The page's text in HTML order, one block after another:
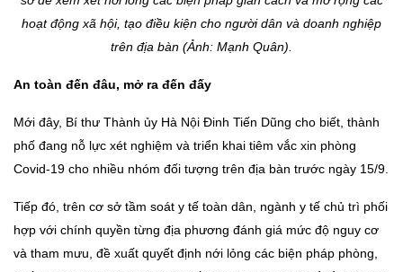
hoạt động xã hội, tạo điều kiện cho người dân và doanh nghiệp
trên địa bàn (Ảnh: Mạnh Quân).
An toàn đến đâu, mở ra đến đấy
Mới đây, Bí thư Thành ủy Hà Nội Đinh Tiến Dũng cho biết, thành
phố đang nỗ lực xét nghiệm và triển khai tiêm vắc xin phòng
Covid-19 cho nhiều nhóm đối tượng trên địa bàn trước ngày 15/9.
Tiếp đó, trên cơ sở tầm soát y tế toàn dân, ngành y tế chủ trì phối
hợp với chính quyền từng địa phương đánh giá mức độ nguy cơ
và tham mưu, đề xuất quyết định nới lỏng các biện pháp phòng,